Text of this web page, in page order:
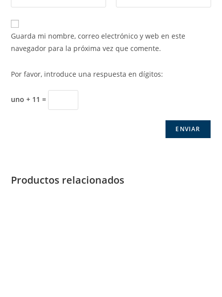
Guarda mi nombre, correo electrónico y web en este
navegador para la próxima vez que comente.
Por favor, introduce una respuesta en dígitos:
uno + 11 =
Productos relacionados